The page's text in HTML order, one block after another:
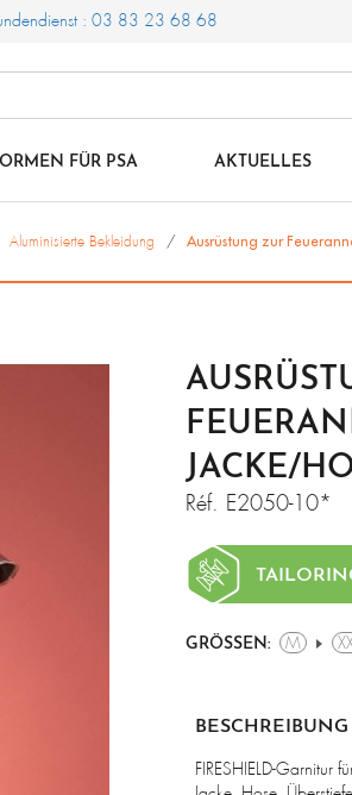
: 03 83 23 68 68
FÜR PSA AKTUELLES
Aluminisierte Bekleidung Ausrüstung zur
JACKE/
Réf. E2050-10*
GRÖSSEN: M
BESCHREIBUNG
FIRESHIELD-